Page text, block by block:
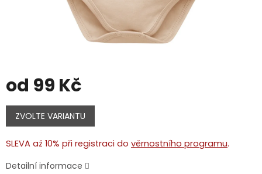
od 99 Kč
Měrná
cena:
ZVOLTE VARIANTU
SLEVA až 10% při registraci do věrnostního programu.
Detailní informace